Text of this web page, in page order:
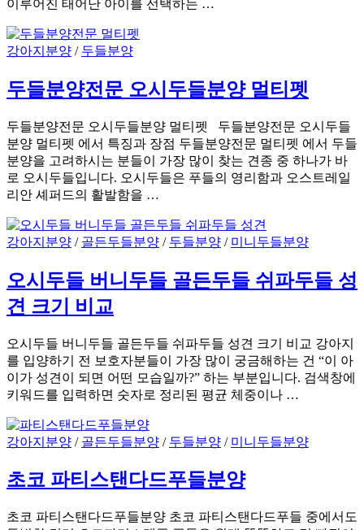
이루어진 태어난 아이를 선택하는 …
강아지분양 / 두들분양
두들분양전문 오시두들분양 멀티펫
두들분양전문 오시두들분양 멀티펫 두들분양전문 오시두들
분양 멀티펫 에서 특징과 장점 두들분양전문 멀티펫 에서 두들
분양을 고려하시는 분들이 가장 많이 찾는 견종 중 하나가 바
로 오시두들입니다. 오시두들은 푸들의 영리함과 오스트레일
리안 셰퍼드의 활발함을 …
강아지분양 / 골든두들분양 / 두들분양 / 미니두들분양
오시두들 버니두들 골든두들 쉬파두들 성
견 크기 비교
오시두들 버니두들 골든두들 쉬파두들 성견 크기 비교 강아지
를 입양하기 전 보호자분들이 가장 많이 궁금해하는 건 “이 아
이가 성견이 되면 어떤 모습일까?” 하는 부분입니다. 검색창에
키워드를 입력하면 숫자로 정리된 평균 체중이나 …
강아지분양 / 골든두들분양 / 두들분양 / 미니두들분양
초코 파티스탠다드푸들분양
초코 파티스탠다드푸들분양 초코 파티스탠다드푸들 중에서도